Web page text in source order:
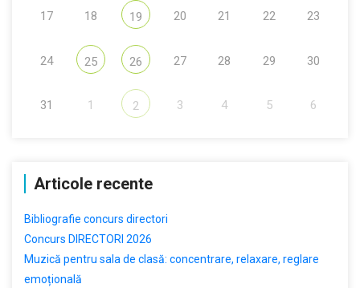
17 18 19 20 21 22 23
24 25 26 27 28 29 30
31 1 2 3 4 5 6
Articole recente
Bibliografie concurs directori
Concurs DIRECTORI 2026
Muzică pentru sala de clasă: concentrare, relaxare, reglare
emoțională